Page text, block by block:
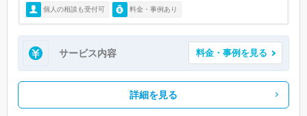
個人の相談も受付可 料金・事例あり
サービス内容 料金・事例を見る
詳細を見る